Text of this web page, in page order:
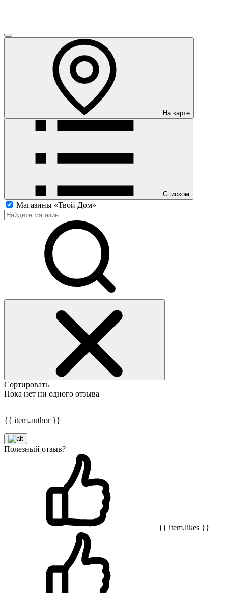
На карте
Списком
Магазины «Твой Дом»
Сортировать
Пока нет ни одного отзыва
{{ item.author }}
Полезный отзыв?
{{ item.likes }}